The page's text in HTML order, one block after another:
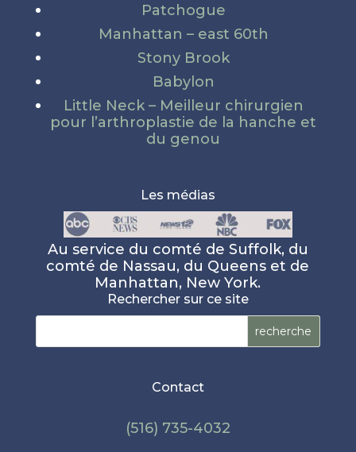
Patchogue
Manhattan – east 60th
Stony Brook
Babylon
Little Neck – Meilleur chirurgien
pour l’arthroplastie de la hanche et
du genou
Les médias
Au service du comté de Suffolk, du
comté de Nassau, du Queens et de
Manhattan, New York.
Rechercher sur ce site
Contact
(516) 735-4032